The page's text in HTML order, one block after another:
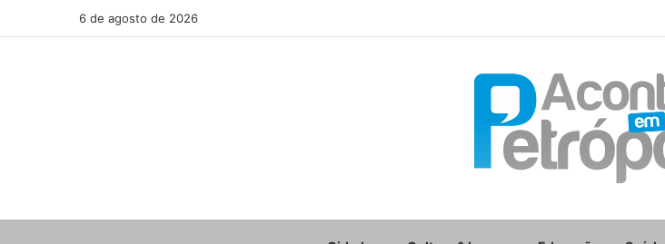
6 de agosto de 2026